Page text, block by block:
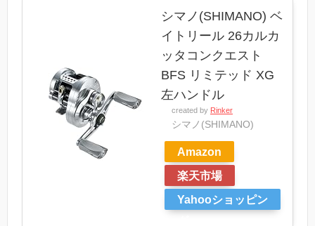
シマノ(SHIMANO) ベ
イトリール 26カルカ
ッタコンクエスト
BFS リミテッド XG
左ハンドル
created by Rinker
シマノ(SHIMANO)
Amazon
楽天市場
Yahooショッピン